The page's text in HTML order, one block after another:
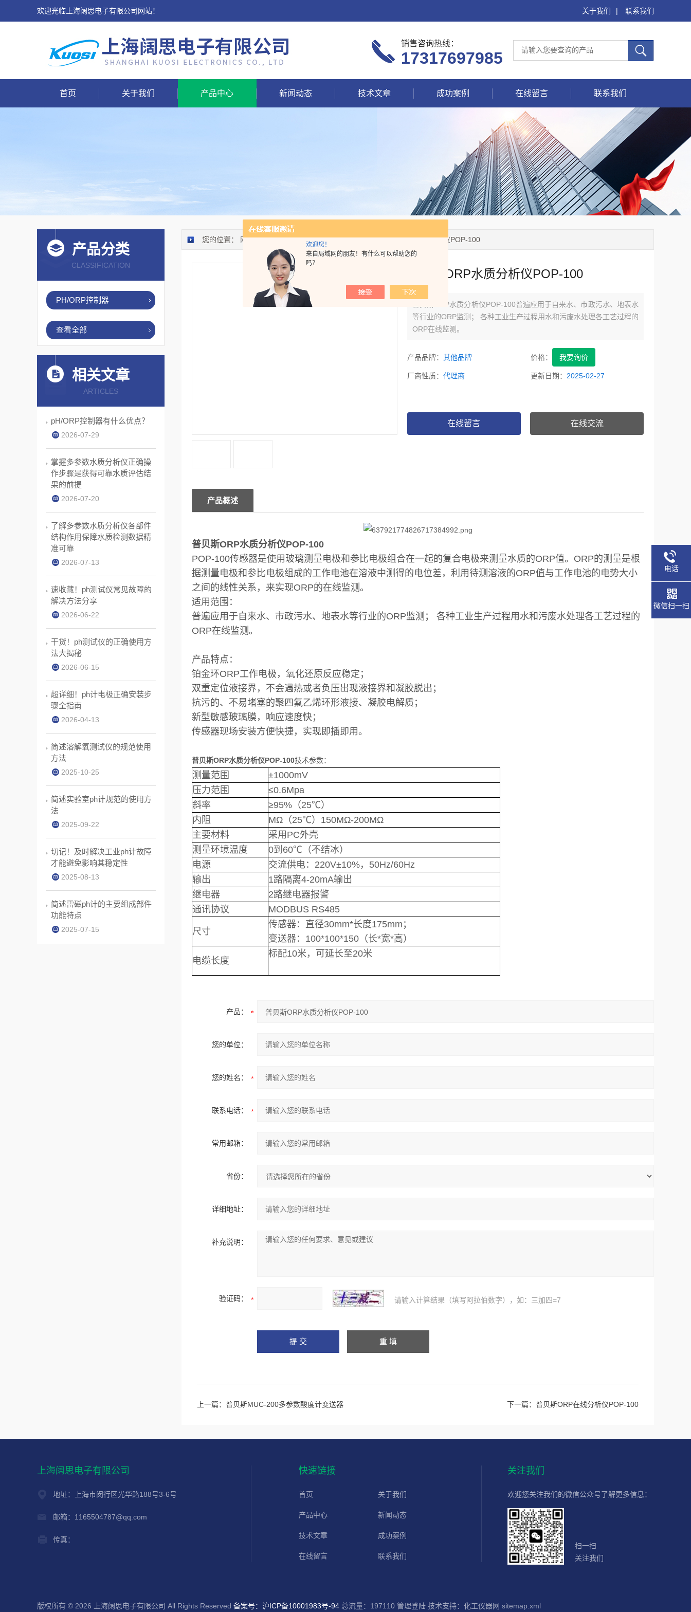
欢迎您！
来自局域网的朋友！有什么可以帮助您的
吗？
欢迎光临上海阔思电子有限公司网站！ 关于我们 | 联系我们
销售咨询热线：
17317697985
首页 关于我们 产品中心 新闻动态 技术文章 成功案例 在线留言 联系我们
您的位置： 网站首页>产品中心> >PH/ORP控制器> 普贝斯ORP水质分析仪POP-100
普贝斯ORP水质分析仪POP-100
普贝斯ORP水质分析仪POP-100普遍应用于自来水、市政污水、地表水
等行业的ORP监测； 各种工业生产过程用水和污废水处理各工艺过程的
ORP在线监测。
产品品牌： 其他品牌 价格： 我要询价
厂商性质： 代理商 更新日期： 2025-02-27
在线留言 在线交流
产品概述
普贝斯ORP水质分析仪POP-100
POP-100传感器是使用玻璃测量电极和参比电极组合在一起的复合电极来测量水质的ORP值。ORP的测量是根
据测量电极和参比电极组成的工作电池在溶液中测得的电位差，利用待测溶液的ORP值与工作电池的电势大小
之间的线性关系，来实现ORP的在线监测。
适用 范围：
普遍应用于自来水、市政污水、地表水等行业的ORP监测； 各种工业生产过程用水和污废水处理各工艺过程的
ORP在线监测。
产品特点：
铂金环ORP工作电极，氧化还原反应稳定；
双重定位液接界，不会遇热或者负压出现液接界和凝胶脱出；
抗污的、不易堵塞的聚四氟乙烯环形液接、凝胶电解质；
新型敏感玻璃膜，响应速度快；
传感器现场安装方便快捷，实现即插即用。
普贝斯ORP水质分析仪POP-100技术参数：
测量范围
±1000mV
压力范围
≤0.6Mpa
斜率
≥95%（25℃）
内阻
MΩ（25℃）150MΩ-200MΩ
主要材料
采用PC外壳
测量环境温度
0到60℃（不结冰）
电源
交流供电：220V±10%，50Hz/60Hz
输出
1路隔离4-20mA输出
继电器
2路继电器报警
通讯协议
MODBUS RS485
尺寸
传感器：直径30mm*长度175mm；
变送器：100*100*150（长*宽*高）
电缆长度
标配10米， 可延长至20米
产品：
您的单位：
您的姓名：
联系电话：
常用邮箱：
省份：
详细地址：
补充说明：
验证码： 请输入计算结果（填写阿拉伯数字），如：三加四=7
上一篇： 普贝斯MUC-200多参数酸度计变送器 下一篇： 普贝斯ORP在线分析仪POP-100
产品分类
CLASSIFICATION
PH/ORP控制器
查看全部
相关文章
ARTICLES
pH/ORP控制器有什么优点？
2026-07-29
掌握多参数水质分析仪正确操
作步骤是获得可靠水质评估结
果的前提
2026-07-20
了解多参数水质分析仪各部件
结构作用保障水质检测数据精
准可靠
2026-07-13
速收藏！ph测试仪常见故障的
解决方法分享
2026-06-22
干货！ph测试仪的正确使用方
法大揭秘
2026-06-15
超详细！ph计电极正确安装步
骤全指南
2026-04-13
简述溶解氧测试仪的规范使用
方法
2025-10-25
简述实验室ph计规范的使用方
法
2025-09-22
切记！及时解决工业ph计故障
才能避免影响其稳定性
2025-08-13
简述雷磁ph计的主要组成部件
功能特点
2025-07-15
上海阔思电子有限公司
地址：上海市闵行区光华路188号3-6号
邮箱：1165504787@qq.com
传真：
快速链接
首页 关于我们
产品中心 新闻动态
技术文章 成功案例
在线留言 联系我们
关注我们
欢迎您关注我们的微信公众号了解更多信息：
扫一扫
关注我们
版权所有 © 2026 上海阔思电子有限公司 All Rights Reserved 备案号：沪ICP备10001983号-94 总流量：197110 管理登陆 技术支持： 化工仪器网 sitemap.xml
电话
微信扫一扫